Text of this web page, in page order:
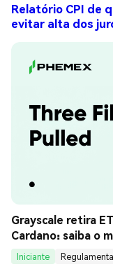
Relatório CPI de
evitar alta dos
Grayscale retira
Cardano: saiba o
Iniciante